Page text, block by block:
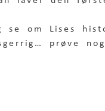
se om Lises
prøve